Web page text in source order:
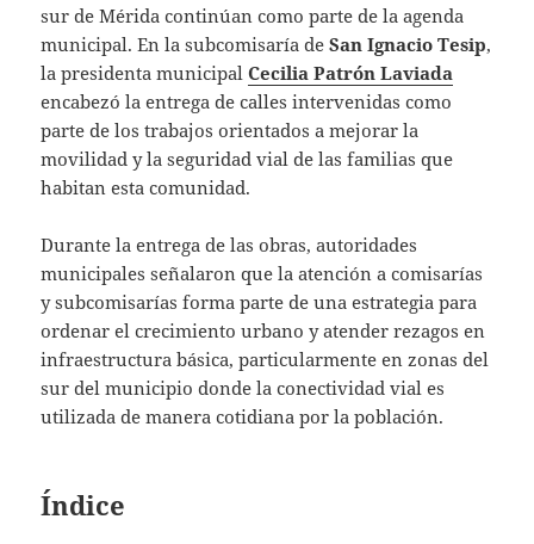
sur de Mérida continúan como parte de la agenda
municipal. En la subcomisaría deSan Ignacio Tesip,
la presidenta municipalCecilia Patrón Laviada
encabezó la entrega de calles intervenidas como
parte de los trabajos orientados a mejorar la
movilidad y la seguridad vial de las familias que
habitan esta comunidad.
Durante la entrega de las obras, autoridades
municipales señalaron que la atención a comisarías
y subcomisarías forma parte de una estrategia para
ordenar el crecimiento urbano y atender rezagos en
infraestructura básica, particularmente en zonas del
sur del municipio donde la conectividad vial es
utilizada de manera cotidiana por la población.
Índice